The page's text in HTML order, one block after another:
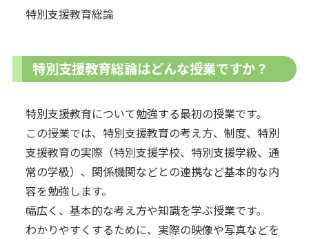
特別支援教育総論
特別支援教育総論はどんな授業ですか？
特別支援教育について勉強する最初の授業です。
この授業では、特別支援教育の考え方、制度、特別
支援教育の実際（特別支援学校、特別支援学級、通
常の学級）、関係機関などとの連携など基本的な内
容を勉強します。
幅広く、基本的な考え方や知識を学ぶ授業です。
わかりやすくするために、実際の映像や写真などを